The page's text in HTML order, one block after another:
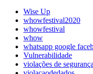
Wise Up
whowfestival2020
whowfestival
whow
whatsapp google
Vulnerabilidade
violações de segurança